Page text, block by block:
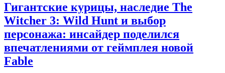
Гигантские курицы, наследие The
Witcher 3: Wild Hunt и выбор
персонажа: инсайдер поделился
впечатлениями от геймплея новой
Fable